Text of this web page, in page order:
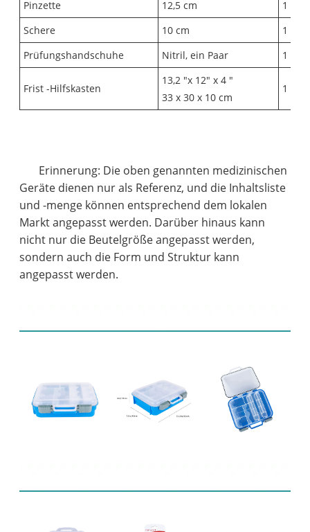
Pinzette 12,5 cm
1
Schere
10 cm
1
Prüfungshandschuhe
Nitril, ein Paar 1
Frist -Hilfskasten
13,2 "x 12" x 4 "
33 x 30 x 10 cm
1
Erinnerung: Die oben genannten medizinischen
Geräte dienen nur als Referenz, und die Inhaltsliste
und -menge können entsprechend dem lokalen
Markt angepasst werden. Darüber hinaus kann
nicht nur die Beutelgröße angepasst werden,
sondern auch die Form und Struktur kann
angepasst werden.